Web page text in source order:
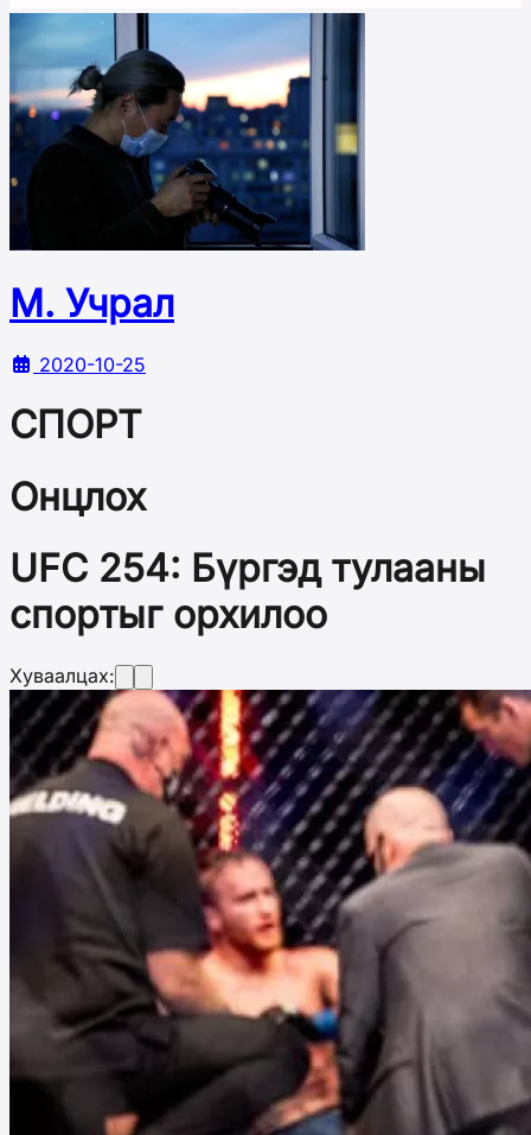
М. Учрал
2020-10-25
СПОРТ
Онцлох
UFC 254: Бүргэд тулааны
спортыг орхилоо
Хуваалцах: